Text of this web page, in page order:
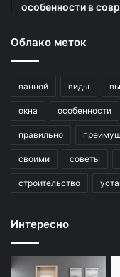
особенности в
Облако меток
ванной виды
окна особенности
правильно
своими советы
строительство
Интересно